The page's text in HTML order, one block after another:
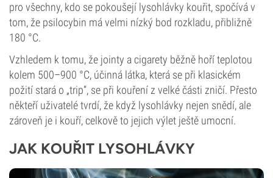
pro všechny, kdo se pokoušejí lysohlávky kouřit, spočívá v
tom, že psilocybin má velmi nízký bod rozkladu, přibližně
180 °C.
Vzhledem k tomu, že jointy a cigarety běžně hoří teplotou
kolem 500–900 °C, účinná látka, která se při klasickém
požití stará o „trip“, se při kouření z velké části zničí. Přesto
někteří uživatelé tvrdí, že když lysohlávky nejen snědí, ale
zároveň je i kouří, celkově to jejich výlet ještě umocní.
JAK KOUŘIT LYSOHLÁVKY